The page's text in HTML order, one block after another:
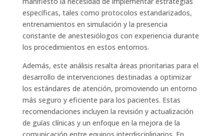
específicas, tales como protocolos estandarizados,
entrenamientos en simulación y la presencia
constante de anestesiólogos con experiencia durante
los procedimientos en estos entornos.
Además, este análisis resalta áreas prioritarias para el
desarrollo de intervenciones destinadas a optimizar
los estándares de atención, promoviendo un entorno
más seguro y eficiente para los pacientes. Estas
recomendaciones incluyen la revisión y actualización
de guías clínicas y un enfoque en la mejora de la